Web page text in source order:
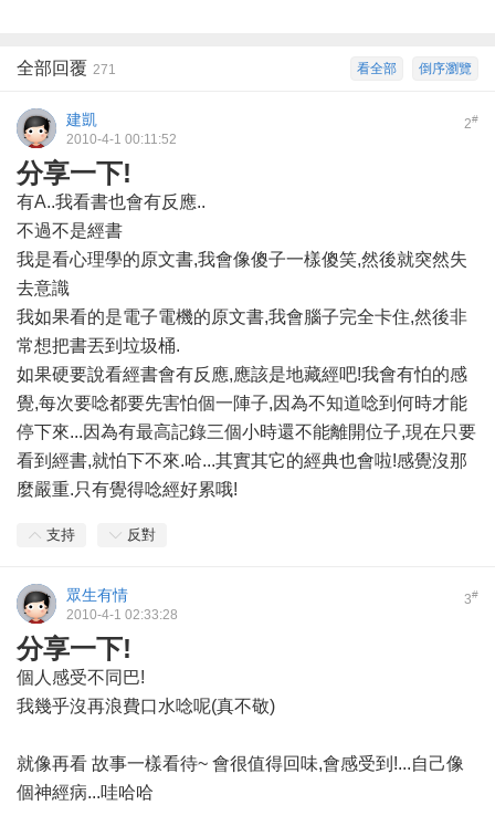
倒序瀏覽
看全部
全部回覆 271
2#
建凱
2010-4-1 00:11:52
分享一下!
有A..我看書也會有反應..
不過不是經書
我是看心理學的原文書,我會像傻子一樣傻笑,然後就突然失
去意識
我如果看的是電子電機的原文書,我會腦子完全卡住,然後非
常想把書丟到垃圾桶.
如果硬要說看經書會有反應,應該是地藏經吧!我會有怕的感
覺,每次要唸都要先害怕個一陣子,因為不知道唸到何時才能
停下來...因為有最高記錄三個小時還不能離開位子,現在只要
看到經書,就怕下不來.哈...其實其它的經典也會啦!感覺沒那
麼嚴重.只有覺得唸經好累哦!
支持 反對
3#
眾生有情
2010-4-1 02:33:28
分享一下!
個人感受不同巴!
我幾乎沒再浪費口水唸呢(真不敬)
就像再看 故事一樣看待~ 會很值得回味,會感受到!...自己像
個神經病...哇哈哈